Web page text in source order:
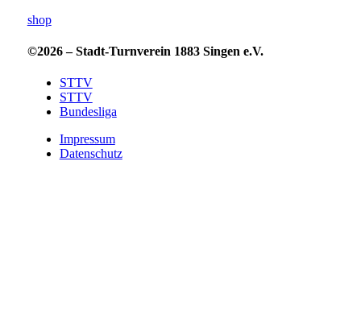
shop
©2026 – Stadt-Turnverein 1883 Singen e.V.
STTV
STTV
Bundesliga
Impressum
Datenschutz